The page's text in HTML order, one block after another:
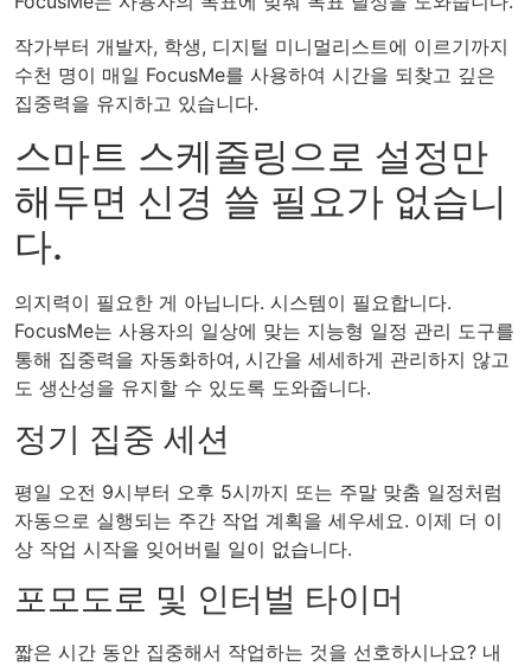
작가부터 개발자, 학생, 디지털 미니멀리스트에 이르기까지
수천 명이 매일 FocusMe를 사용하여 시간을 되찾고 깊은
집중력을 유지하고 있습니다.
스마트 스케줄링으로 설정만
해두면 신경 쓸 필요가 없습니
다.
의지력이 필요한 게 아닙니다. 시스템이 필요합니다.
FocusMe는 사용자의 일상에 맞는 지능형 일정 관리 도구를
통해 집중력을 자동화하여, 시간을 세세하게 관리하지 않고
도 생산성을 유지할 수 있도록 도와줍니다.
정기 집중 세션
평일 오전 9시부터 오후 5시까지 또는 주말 맞춤 일정처럼
자동으로 실행되는 주간 작업 계획을 세우세요. 이제 더 이
상 작업 시작을 잊어버릴 일이 없습니다.
포모도로 및 인터벌 타이머
짧은 시간 동안 집중해서 작업하는 것을 선호하시나요? 내